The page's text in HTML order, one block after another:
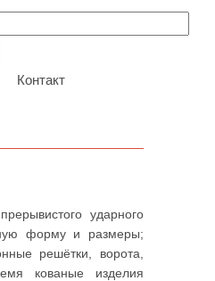
Контакт
ударного
форму и размеры;
решётки, ворота,
кованые изделия